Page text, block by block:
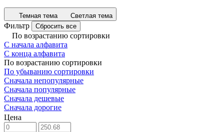
Темная тема Светлая тема
Фильтр Сбросить все
По возрастанию сортировки
С начала алфавита
С конца алфавита
По возрастанию сортировки
По убыванию сортировки
Сначала непопулярные
Сначала популярные
Сначала дешевые
Сначала дорогие
Цена